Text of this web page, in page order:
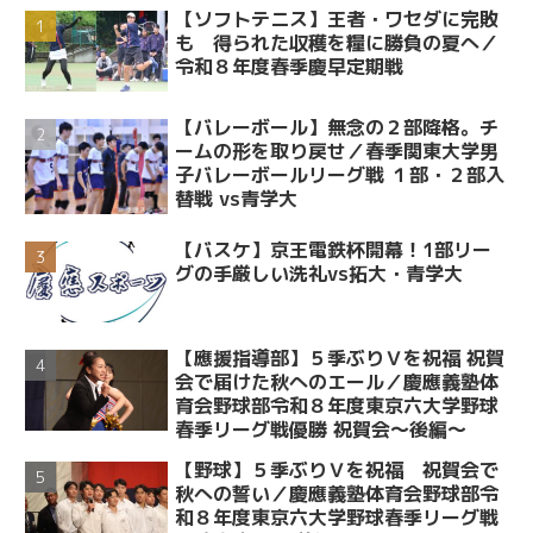
【ソフトテニス】王者・ワセダに完敗
も 得られた収穫を糧に勝負の夏へ／
令和８年度春季慶早定期戦
【バレーボール】無念の２部降格。チ
ームの形を取り戻せ／春季関東大学男
子バレーボールリーグ戦 １部・２部入
替戦 vs青学大
【バスケ】京王電鉄杯開幕！1部リー
グの手厳しい洗礼vs拓大・青学大
【應援指導部】５季ぶりＶを祝福 祝賀
会で届けた秋へのエール／慶應義塾体
育会野球部令和８年度東京六大学野球
春季リーグ戦優勝 祝賀会～後編～
【野球】５季ぶりＶを祝福 祝賀会で
秋への誓い／慶應義塾体育会野球部令
和８年度東京六大学野球春季リーグ戦